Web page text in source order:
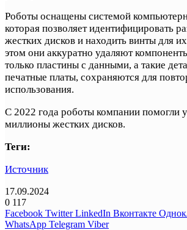
Роботы оснащены системой
которая позволяет идентифицировать
жестких дисков и находить винты для
этом они аккуратно удаляют
только пластины с данными, а такие
печатные платы, сохраняются для
использования.
С 2022 года роботы компании помогли
миллионы жестких дисков.
Теги:
Источник
17.09.2024
0 117
Facebook Twitter LinkedIn Вконтакте
WhatsApp Telegram Viber